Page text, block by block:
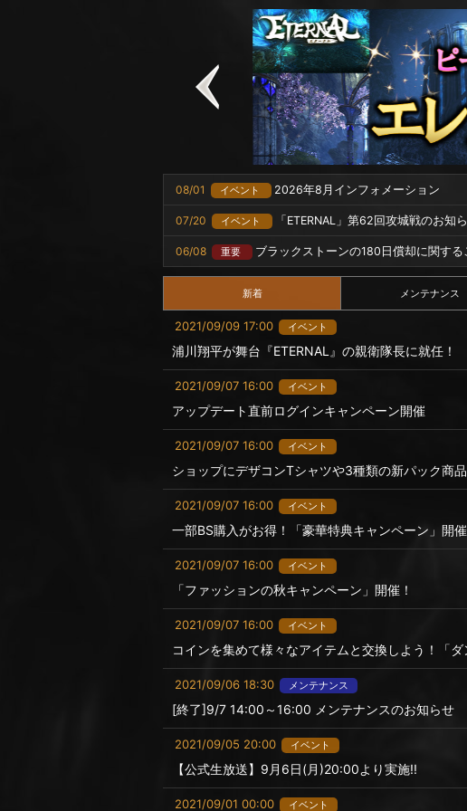
08/01 イベント 2026年8月インフォメーション
07/20 イベント 「ETERNAL」第62回攻城戦のお知
06/08 重要 ブラックストーンの180日償却に関する
新着 メンテナンス
2021/09/09 17:00 イベント
浦川翔平が舞台『ETERNAL』の親衛隊長に就任！
2021/09/07 16:00 イベント
アップデート直前ログインキャンペーン開催
2021/09/07 16:00 イベント
ショップにデザコンTシャツや3種類の新パック商品
2021/09/07 16:00 イベント
一部BS購入がお得！「豪華特典キャンペーン」開催
2021/09/07 16:00 イベント
「ファッションの秋キャンペーン」開催！
2021/09/07 16:00 イベント
コインを集めて様々なアイテムと交換しよう！「
2021/09/06 18:30 メンテナンス
[終了]9/7 14:00～16:00 メンテナンスのお知らせ
2021/09/05 20:00 イベント
【公式生放送】9月6日(月)20:00より実施!!
2021/09/01 00:00 イベント